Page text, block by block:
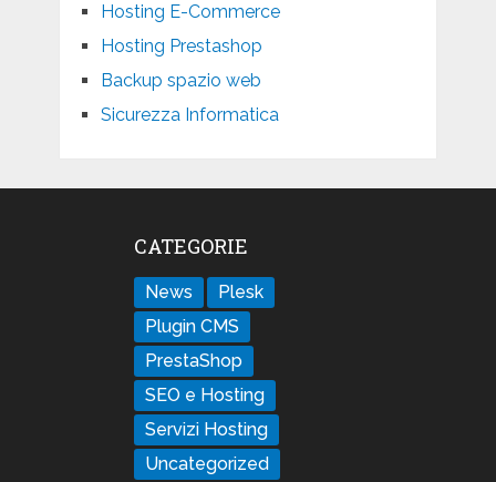
Hosting E-Commerce
Hosting Prestashop
Backup spazio web
Sicurezza Informatica
CATEGORIE
News
Plesk
Plugin CMS
PrestaShop
SEO e Hosting
Servizi Hosting
Uncategorized